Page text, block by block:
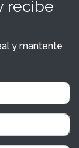
recibe
y mantente